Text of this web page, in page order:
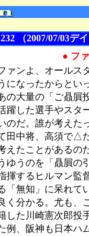
（2007/07/03デ
● フ
ンよ、オールス
になったからとい
の大量の「ご贔屓
躍した選手やスタ
のだ。誰が考えた
田中将、高須で△
えたことがあるの
ゆうのを「贔屓の
するヒルマン監
「無知」に呆れて
く分かる。尤も、
した川崎憲次郎投
例、阪神も日本ハ